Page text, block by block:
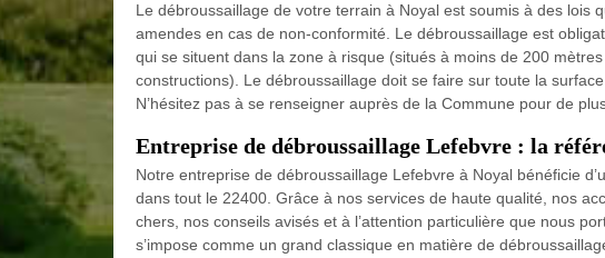
Le débroussaillage de votre terrain à Noyal est soumis à des lois
amendes en cas de non-conformité. Le débroussaillage est
qui se situent dans la zone à risque (situés à moins de 200
constructions). Le débroussaillage doit se faire sur toute la
N’hésitez pas à se renseigner auprès de la Commune pour de
Entreprise de débroussaillage Lefebvre : la
Notre entreprise de débroussaillage Lefebvre à Noyal bénéficie
dans tout le 22400. Grâce à nos services de haute qualité, nos
chers, nos conseils avisés et à l’attention particulière que nous
s’impose comme un grand classique en matière de